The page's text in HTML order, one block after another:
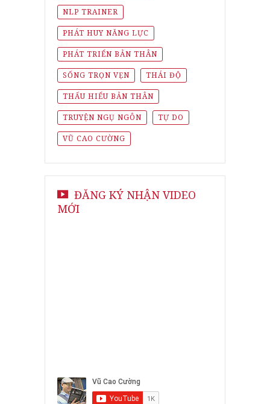
NLP TRAINER
PHÁT HUY NĂNG LỰC
PHÁT TRIỂN BẢN THÂN
SỐNG TRỌN VẸN THÁI ĐỘ
THẤU HIỂU BẢN THÂN
TRUYỆN NGỤ NGÔN TỰ DO
VŨ CAO CƯỜNG
ĐĂNG KÝ NHẬN VIDEO
MỚI